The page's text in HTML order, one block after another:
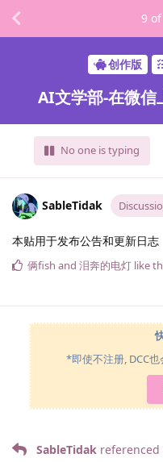
创作版
AI文学部-在微信
No one is typing
9 of
SableTidak
本贴用于发布公告和更新日志
俩fish and 泪奔的电灯 like
*即使不注册, DCC
SableTidak